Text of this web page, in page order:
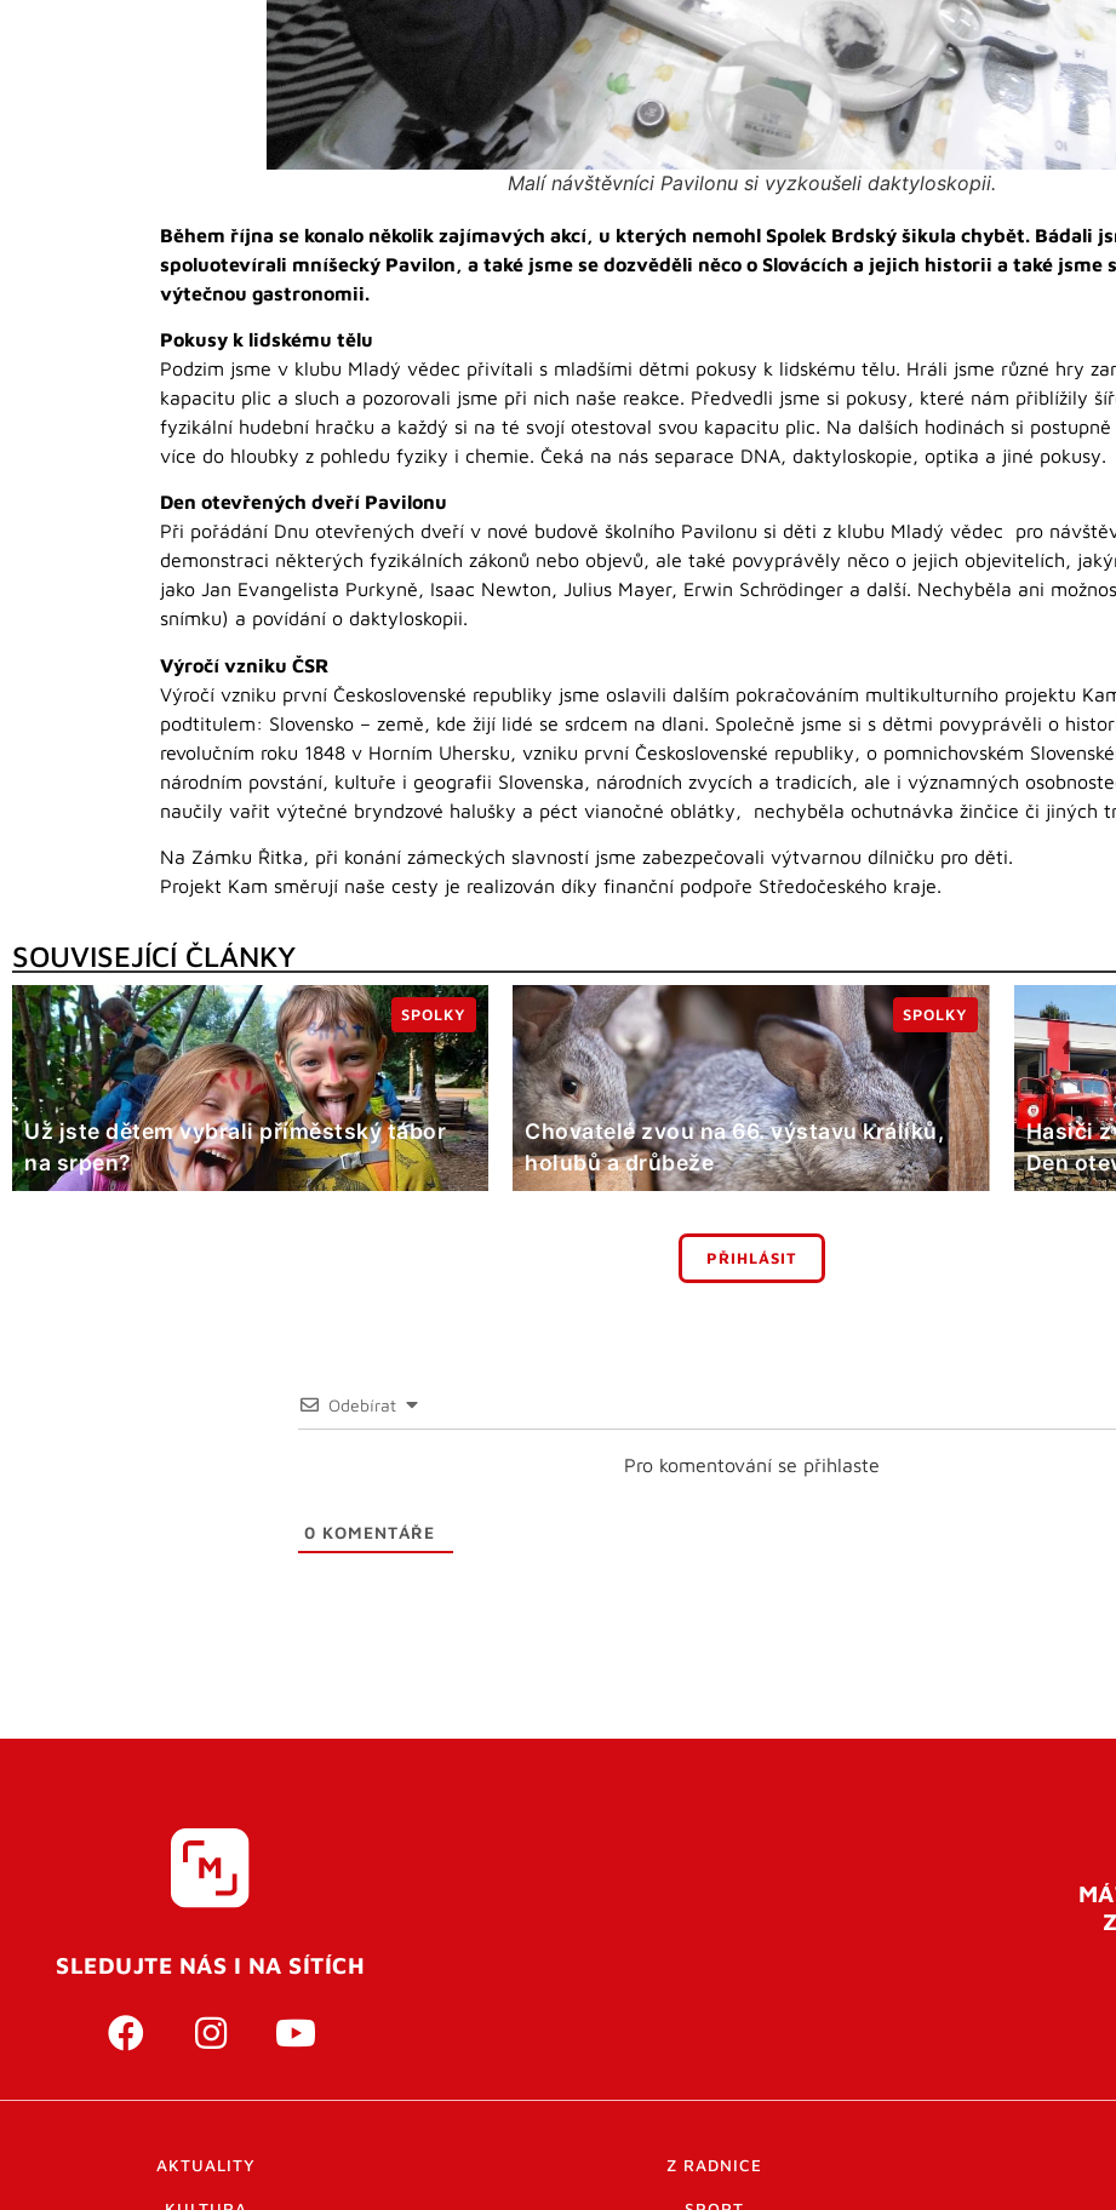
Malí návštěvníci Pavilonu si vyzkoušeli daktyloskopii.
Během října se konalo několik zajímavých akcí, u kterých nemohl Spolek Brdský šikula chybět. Bádali
spoluotevírali mníšecký Pavilon, a také jsme se dozvěděli něco o Slovácích a jejich historii a také jsme
výtečnou gastronomii.
Pokusy k lidskému tělu
Podzim jsme v klubu Mladý vědec přivítali s mladšími dětmi pokusy k lidskému tělu. Hráli jsme různé hry
kapacitu plic a sluch a pozorovali jsme při nich naše reakce. Předvedli jsme si pokusy, které nám přiblížily
fyzikální hudební hračku a každý si na té svojí otestoval svou kapacitu plic. Na dalších hodinách si
více do hloubky z pohledu fyziky i chemie. Čeká na nás separace DNA, daktyloskopie, optika a jiné pokusy.
Den otevřených dveří Pavilonu
Při pořádání Dnu otevřených dveří v nové budově školního Pavilonu si děti z klubu Mladý vědec pro
demonstraci některých fyzikálních zákonů nebo objevů, ale také povyprávěly něco o jejich objevitelích,
jako Jan Evangelista Purkyně, Isaac Newton, Julius Mayer, Erwin Schrödinger a další. Nechyběla ani
snímku) a povídání o daktyloskopii.
Výročí vzniku ČSR
Výročí vzniku první Československé republiky jsme oslavili dalším pokračováním multikulturního projektu
podtitulem: Slovensko – země, kde žijí lidé se srdcem na dlani. Společně jsme si s dětmi povyprávěli o
revolučním roku 1848 v Horním Uhersku, vzniku první Československé republiky, o pomnichovském
národním povstání, kultuře i geografii Slovenska, národních zvycích a tradicích, ale i významných
naučily vařit výtečné bryndzové halušky a péct vianočné oblátky, nechyběla ochutnávka žinčice či jiných
Na Zámku Řitka, při konání zámeckých slavností jsme zabezpečovali výtvarnou dílničku pro děti.
Projekt Kam směrují naše cesty je realizován díky finanční podpoře Středočeského kraje.
SOUVISEJÍCÍ ČLÁNKY
Už jste dětem vybrali příměstský tábor
na srpen?
SPOLKY
Chovatelé zvou na 66. výstavu králíků,
holubů a drůbeže
SPOLKY
Hasiči
Den
PŘIHLÁSIT
Odebírat
Pro komentování se přihlaste
0 KOMENTÁŘE
SLEDUJTE NÁS I NA SÍTÍCH
AKTUALITY Z RADNICE